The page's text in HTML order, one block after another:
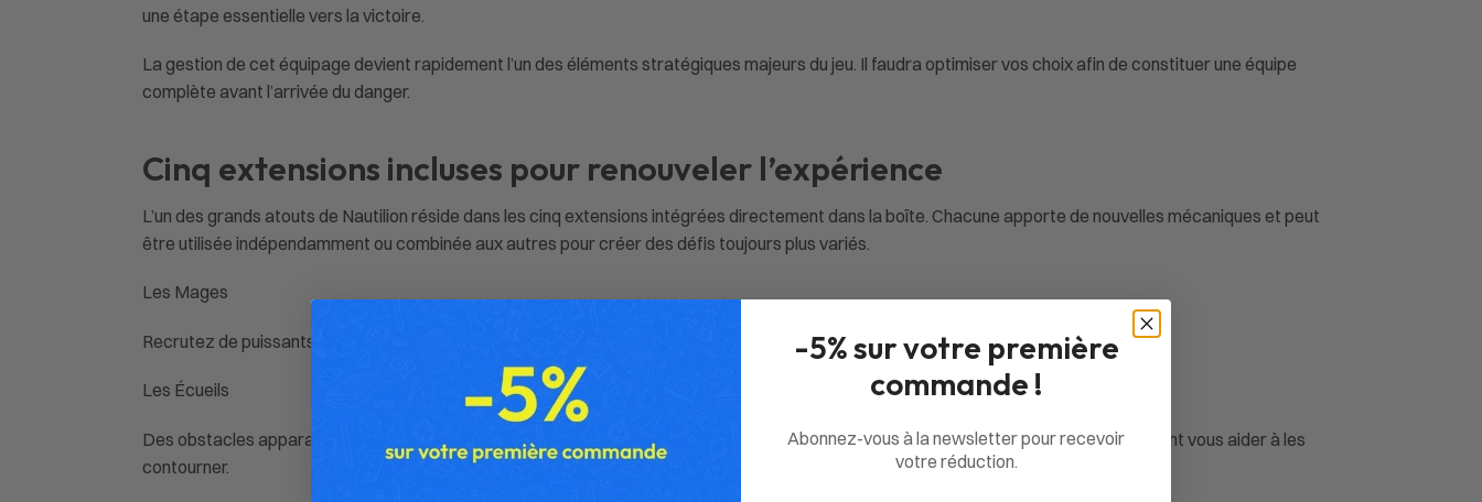
une étape essentielle vers la victoire.
La gestion de cet équipage devient rapidement l’un des éléments stratégiques majeurs du jeu. Il faudra optimiser vos choix afin de constituer une équipe
complète avant l’arrivée du danger.
Cinq extensions incluses pour renouveler l’expérience
L’un des grands atouts de Nautilion réside dans les cinq extensions intégrées directement dans la boîte. Chacune apporte de nouvelles mécaniques et peut
être utilisée indépendamment ou combinée aux autres pour créer des défis toujours plus variés.
Les Mages
Recrutez de puissants mages qui viennent compléter votre équipage et vous offrent de nouvelles possibilités stratégiques.
Les Écueils
Des obstacles apparaissent sur votre route et compliquent vos déplacements. Heureusement, certains navigateurs spécialisés peuvent vous aider à les
contourner.
-5% sur votre première
commande !
Abonnez-vous à la newsletter pour recevoir
votre réduction.